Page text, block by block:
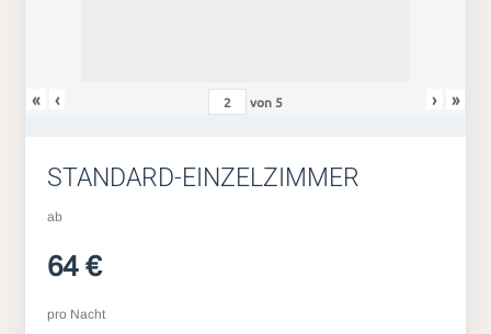
« ‹ von 5 › »
STANDARD-EINZELZIMMER
ab
64 €
pro Nacht